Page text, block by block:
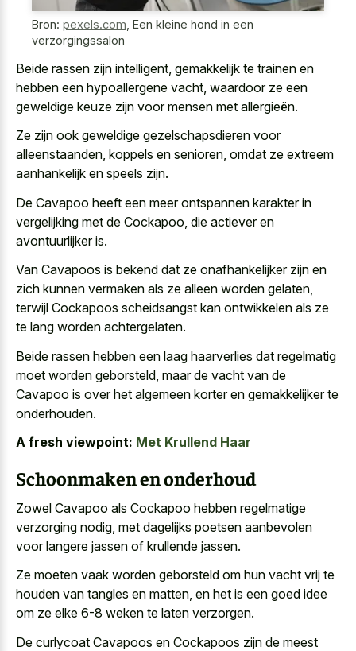
Bron: pexels.com Een kleine hond in een
verzorgingssalon
Beide rassen zijn intelligent, gemakkelijk te trainen en
hebben een hypoallergene vacht, waardoor ze een
geweldige keuze zijn voor mensen met allergieën.
Ze zijn ook geweldige gezelschapsdieren voor
alleenstaanden, koppels en senioren, omdat ze extreem
aanhankelijk en speels zijn.
De Cavapoo heeft een meer ontspannen karakter in
vergelijking met de Cockapoo, die actiever en
avontuurlijker is.
Van Cavapoos is bekend dat ze onafhankelijker zijn en
zich kunnen vermaken als ze alleen worden gelaten,
terwijl Cockapoos scheidsangst kan ontwikkelen als ze
te lang worden achtergelaten.
Beide rassen hebben een laag haarverlies dat regelmatig
moet worden geborsteld, maar de vacht van de
Cavapoo is over het algemeen korter en gemakkelijker te
onderhouden.
A fresh viewpoint: Met Krullend Haar
Schoonmaken en onderhoud
Zowel Cavapoo als Cockapoo hebben regelmatige
verzorging nodig, met dagelijks poetsen aanbevolen
voorlangere jassen of krullende jassen.
Ze moeten vaak worden geborsteld om hun vacht vrij te
houden van tangles en matten, en het is een goed idee
om ze elke 6-8 weken te laten verzorgen.
De curlycoat Cavapoos en Cockapoos zijn de meest